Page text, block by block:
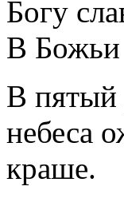
Богу
В Божьи
В пятый
небеса
краше.